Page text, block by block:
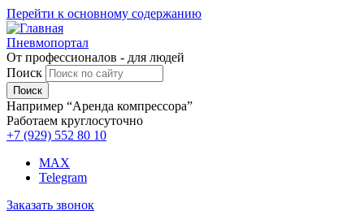
Перейти к основному содержанию
Пневмопортал
От профессионалов - для людей
Поиск
Например “Аренда компрессора”
Работаем круглосуточно
+7 (929) 552 80 10
MAX
Telegram
Заказать звонок